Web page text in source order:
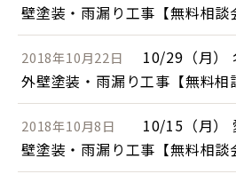
壁塗装・雨漏り工事【無料相談
2018年10月22日
10/29（月）
外壁塗装・雨漏り工事【無料相
2018年10月8日
10/15（月）
壁塗装・雨漏り工事【無料相談